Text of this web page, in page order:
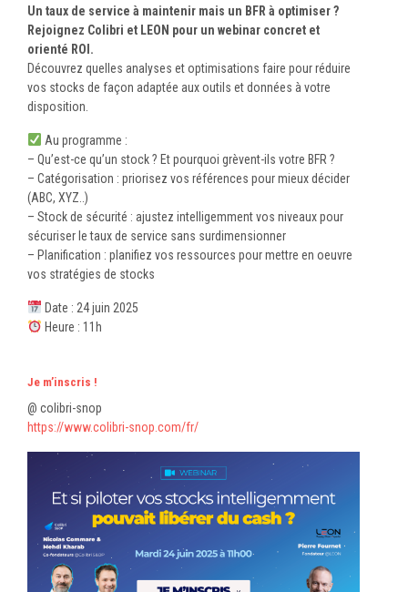
Un taux de service à maintenir mais un BFR à optimiser ?
Rejoignez Colibri et LEON pour un webinar concret et
orienté ROI.
Découvrez quelles analyses et optimisations faire pour réduire
vos stocks de façon adaptée aux outils et données à votre
disposition.
Au programme :
– Qu’est-ce qu’un stock ? Et pourquoi grèvent-ils votre BFR ?
– Catégorisation : priorisez vos références pour mieux décider
(ABC, XYZ..)
– Stock de sécurité : ajustez intelligemment vos niveaux pour
sécuriser le taux de service sans surdimensionner
– Planification : planifiez vos ressources pour mettre en oeuvre
vos stratégies de stocks
Date : 24 juin 2025
Heure : 11h
Je m’inscris !
@ colibri-snop
https://www.colibri-snop.com/fr/